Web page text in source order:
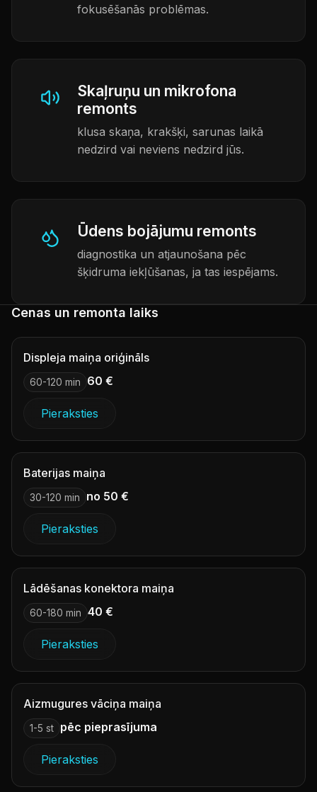
fokusēšanās problēmas.
Skaļruņu un mikrofona
remonts
klusa skaņa, krakšķi, sarunas laikā
nedzird vai neviens nedzird jūs.
Ūdens bojājumu remonts
diagnostika un atjaunošana pēc
šķidruma iekļūšanas, ja tas iespējams.
Cenas un remonta laiks
Displeja maiņa oriģināls
60-120 min 60 €
Pieraksties
Baterijas maiņa
30-120 min no 50 €
Pieraksties
Lādēšanas konektora maiņa
60-180 min 40 €
Pieraksties
Aizmugures vāciņa maiņa
1-5 st pēc pieprasījuma
Pieraksties